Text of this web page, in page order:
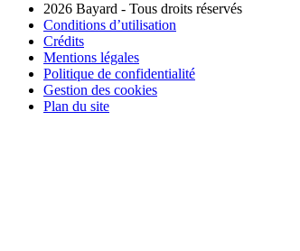
2026 Bayard - Tous droits réservés
Conditions d’utilisation
Crédits
Mentions légales
Politique de confidentialité
Gestion des cookies
Plan du site